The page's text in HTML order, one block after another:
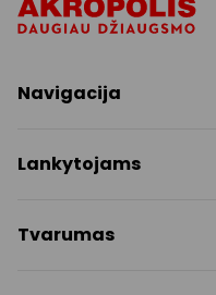
Navigacija
Paslaugos
Pramogos
Lankytojams
Nemokami patogumai
Tvarumas